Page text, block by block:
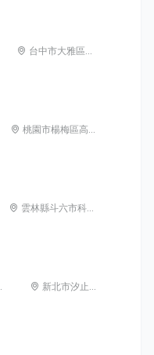
台中市大雅區雅
桃園市楊梅區高青
雲林縣斗六市科加
新北市汐止